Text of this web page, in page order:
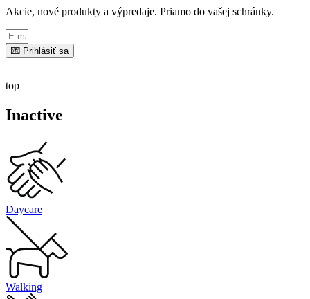
Akcie, nové produkty a výpredaje. Priamo do vašej schránky.
💌 Prihlásiť sa
top
Inactive
Daycare
Walking